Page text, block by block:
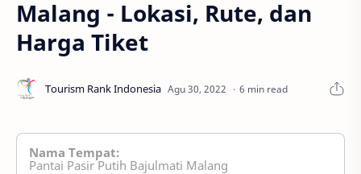
Malang - Lokasi, Rute, dan
Harga Tiket
6 min read
Nama Tempat:
Pantai Pasir Putih Bajulmati Malang